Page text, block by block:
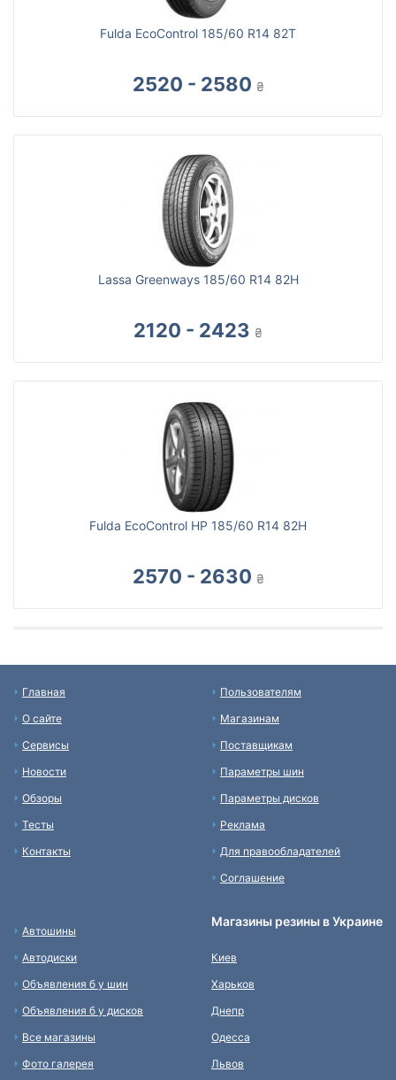
Fulda EcoControl 185/60 R14 82T
2520 - 2580 ₴
Lassa Greenways 185/60 R14 82H
2120 - 2423 ₴
Fulda EcoControl HP 185/60 R14 82H
2570 - 2630 ₴
Главная
О сайте
Сервисы
Новости
Обзоры
Тесты
Контакты
Пользователям
Магазинам
Поставщикам
Параметры шин
Параметры дисков
Реклама
Для правообладателей
Соглашение
Автошины
Автодиски
Объявления б у шин
Объявления б у дисков
Все магазины
Фото галерея
Магазины резины в Украине
Киев
Харьков
Днепр
Одесса
Львов